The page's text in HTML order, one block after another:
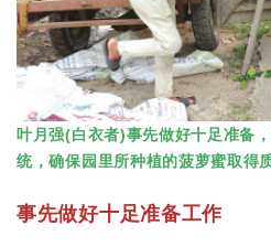
叶月强(白衣者)事先做好十足准备
统，确保园里所种植的菠萝蜜取得
事先做好十足准备工作